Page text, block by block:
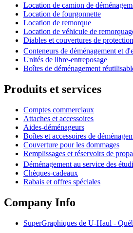
Location de camion de
Location de fourgonnette
Location de remorque
Location de véhicule de
Diables et couvertures de protection
Conteneurs de déménagement et
Unités de libre-entreposage
Boîtes de déménagement
Produits et services
Comptes commerciaux
Attaches et accessoires
Aides-déménageurs
Boîtes et accessoires de
Couverture pour les dommages
Remplissages et réservoirs de
Déménagement au service des
Chèques-cadeaux
Rabais et offres spéciales
Company Info
SuperGraphiques de U-Haul -